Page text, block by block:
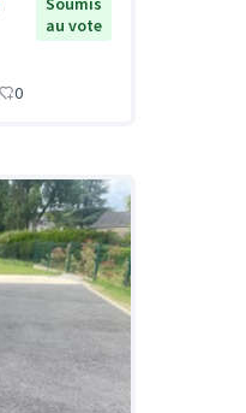
au vote
0